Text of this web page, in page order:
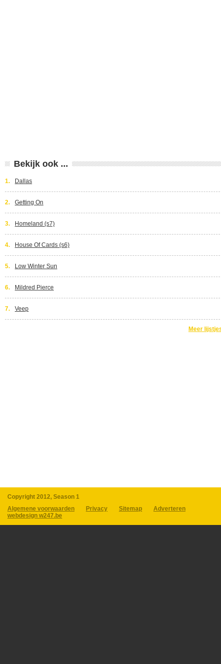
Bekijk ook ...
1. Dallas
2. Getting On
3. Homeland (s7)
4. House Of Cards (s6)
5. Low Winter Sun
6. Mildred Pierce
7. Veep
Meer
Copyright 2012, Season 1
Algemene voorwaarden
Privacy Sitemap
Adverteren
webdesign w247.be